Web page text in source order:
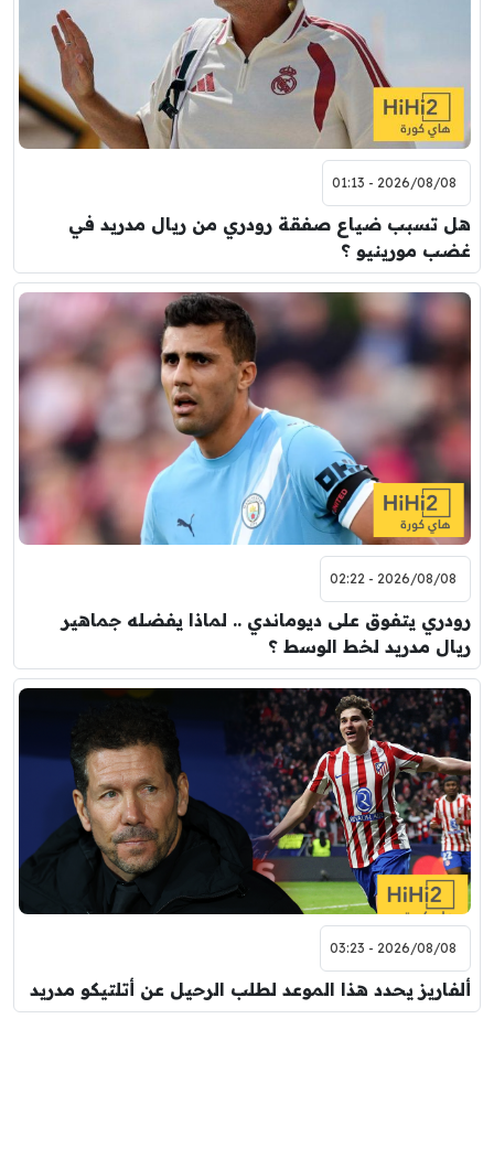
2026/08/08 - 01:13
هل تسبب ضياع صفقة رودري من ريال مدريد في
غضب مورينيو ؟
2026/08/08 - 02:22
رودري يتفوق على ديوماندي .. لماذا يفضله جماهير
ريال مدريد لخط الوسط ؟
2026/08/08 - 03:23
ألفاريز يحدد هذا الموعد لطلب الرحيل عن أتلتيكو مدريد